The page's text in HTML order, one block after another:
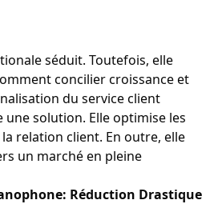
séduit. Toutefois, elle
concilier croissance et
du service client
solution. Elle optimise les
relation client. En outre, elle
un marché en pleine
Réduction Drastique